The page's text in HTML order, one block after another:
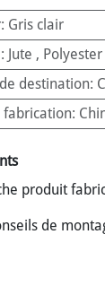
: Gris clair
: Jute , Polyester
destination:
fabrication:
produit
de